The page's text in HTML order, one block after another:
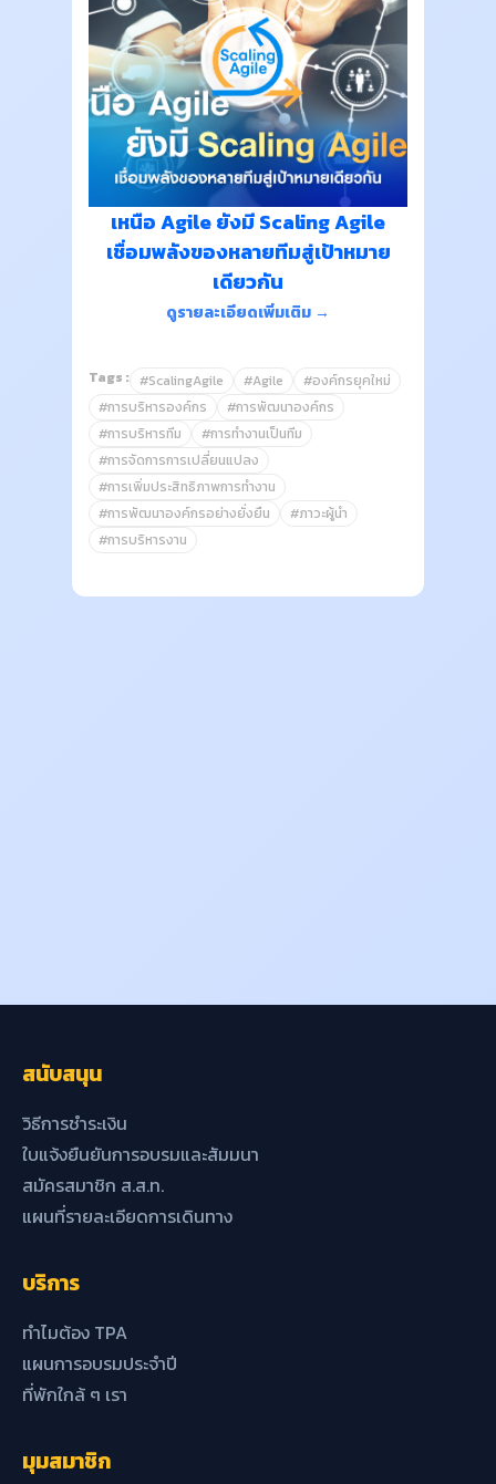
เหนือ Agile ยังมี Scaling Agile
เชื่อมพลังของหลายทีมสู่เป้าหมาย
เดียวกัน
ดูรายละเอียดเพิ่มเติม →
Tags : #ScalingAgile #Agile
#องค์กรยุคใหม่
#การบริหารองค์กร
#การพัฒนาองค์กร
#การบริหารทีม
#การทำงานเป็นทีม
#การจัดการการเปลี่ยนแปลง
#การเพิ่มประสิทธิภาพการทำงาน
#การพัฒนาองค์กรอย่างยั่งยืน
#ภาวะผู้นำ
#การบริหารงาน
สนับสนุน
วิธีการชำระเงิน
ใบแจ้งยืนยันการอบรมและสัมมนา
สมัครสมาชิก ส.ส.ท.
แผนที่รายละเอียดการเดินทาง
บริการ
ทำไมต้อง TPA
แผนการอบรมประจำปี
ที่พักใกล้ ๆ เรา
มุมสมาชิก